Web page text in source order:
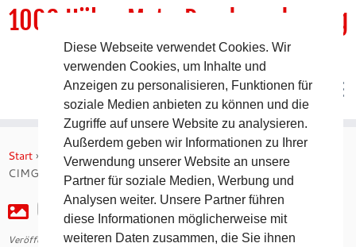
Inhalt
springen
1000 HöhenMeterRundwanderweg
DER Rundwanderweg um Pommelsbrunn
Start » Jakobsweg 2008 – 15. Tag auf dem Camino Francés
CIMG2667
CIMG2667
Veröffentlicht am30. April 2018mit den Abmessungen1024 × 768
Diese Webseite verwendet Cookies. Wir
verwenden Cookies, um Inhalte und
Anzeigen zu personalisieren, Funktionen für
soziale Medien anbieten zu können und die
Zugriffe auf unsere Website zu analysieren.
Außerdem geben wir Informationen zu Ihrer
Verwendung unserer Website an unsere
Partner für soziale Medien, Werbung und
Analysen weiter. Unsere Partner führen
diese Informationen möglicherweise mit
weiteren Daten zusammen, die Sie ihnen